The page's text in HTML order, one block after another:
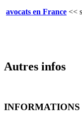
avocats en France <<
Autres infos